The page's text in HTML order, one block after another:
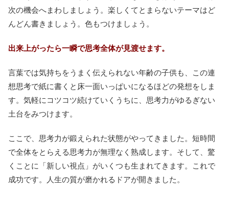
次の機会へまわしましょう。楽しくてとまらないテーマはど
んどん書きましょう。色もつけましょう。
出来上がったら一瞬で思考全体が見渡せます。
言葉では気持ちをうまく伝えられない年齢の子供も、この連
想思考で紙に書くと床一面いっぱいになるほどの発想をしま
す。気軽にコツコツ続けていくうちに、思考力がゆるぎない
土台をみつけます。
ここで、思考力が鍛えられた状態がやってきました。短時間
で全体をとらえる思考力が無理なく熟成します。そして、驚
くことに「新しい視点」がいくつも生まれてきます。これで
成功です。人生の質が磨かれるドアが開きました。